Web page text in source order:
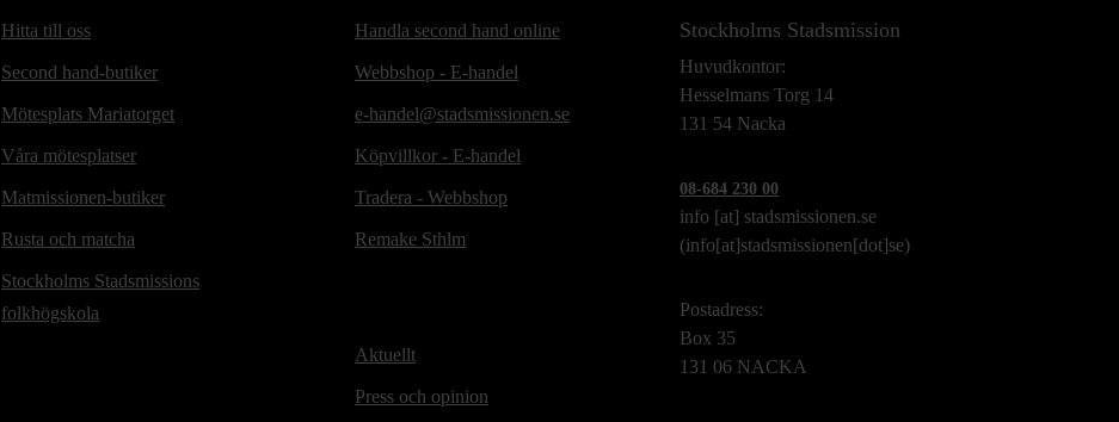
Hitta till oss
Second hand-butiker
Mötesplats Mariatorget
Våra mötesplatser
Matmissionen-butiker
Rusta och matcha
Stockholms Stadsmissions
folkhögskola
Handla second hand online
Webbshop - E-handel
e-handel@stadsmissionen.se
Köpvillkor - E-handel
Tradera - Webbshop
Remake Sthlm
Aktuellt
Press och opinion
Stockholms Stadsmission
Huvudkontor:
Hesselmans Torg 14
131 54 Nacka
08-684 230 00
info [at] stadsmissionen.se
(info[at]stadsmissionen[dot]se)
Postadress:
Box 35
131 06 NACKA